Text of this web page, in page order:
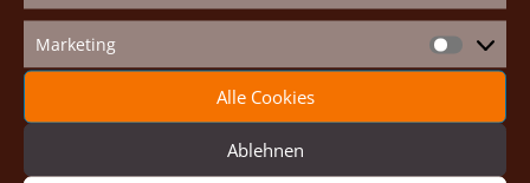
Marketing Marketing
Alle Cookies
Ablehnen
2024(5)
2023(13)
2022(9)
2020(2)